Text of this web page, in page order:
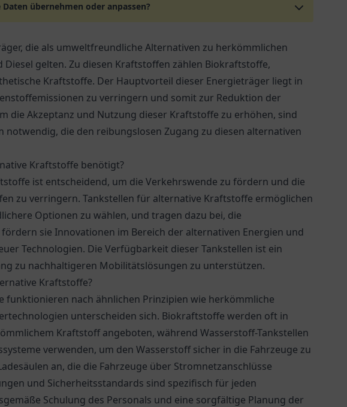
übernehmen oder anpassen?
die als umweltfreundliche Alternativen zu herkömmlichen
gelten. Zu diesen Kraftstoffen zählen Biokraftstoffe,
Kraftstoffe. Der Hauptvorteil dieser Energieträger liegt in
zu verringern und somit zur Reduktion der
die Akzeptanz und Nutzung dieser Kraftstoffe zu erhöhen, sind
die den reibungslosen Zugang zu diesen alternativen
Kraftstoffe benötigt?
ist entscheidend, um die Verkehrswende zu fördern und die
zu verringern. Tankstellen für alternative Kraftstoffe ermöglichen
Optionen zu wählen, und tragen dazu bei, die
sie Innovationen im Bereich der alternativen Energien und
Technologien. Die Verfügbarkeit dieser Tankstellen ist ein
zu nachhaltigeren Mobilitätslösungen zu unterstützen.
Kraftstoffe?
funktionieren nach ähnlichen Prinzipien wie herkömmliche
unterscheiden sich. Biokraftstoffe werden oft in
Kraftstoff angeboten, während Wasserstoff-Tankstellen
verwenden, um den Wasserstoff sicher in die Fahrzeuge zu
an, die die Fahrzeuge über Stromnetzanschlüsse
und Sicherheitsstandards sind spezifisch für jeden
Schulung des Personals und eine sorgfältige Planung der